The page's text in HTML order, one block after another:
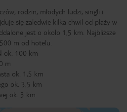
rodzin, młodych ludzi, singli i
się zaledwie kilka chwil od plaży w
jest o około 1,5 km. Najbliższe
m od hotelu.
ok. 100 km
m
ok. 1,5 km
ok. 3,5 km
ok. 3 km